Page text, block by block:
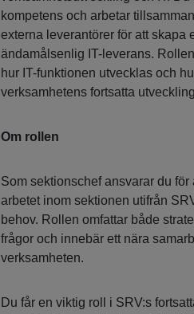
kompetens och arbetar
externa leverantörer för att skapa
ändamålsenlig IT-leverans.
hur IT-funktionen utvecklas och
verksamhetens fortsatta
Om rollen
Som sektionschef ansvarar du
arbetet inom sektionen utifrån
behov. Rollen omfattar både
frågor och innebär ett nära
verksamheten.
Du får en viktig roll i SRV:s